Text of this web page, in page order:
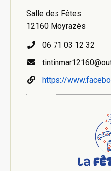
Salle des Fêtes
12160 Moyrazès
06 71 03 12 32
https://